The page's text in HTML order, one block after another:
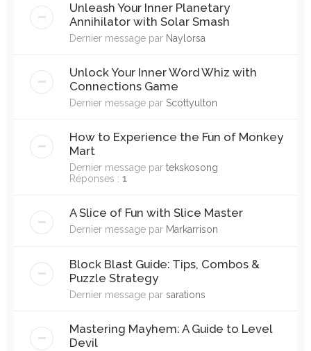
Unleash Your Inner Planetary
Annihilator with Solar Smash
Dernier message par Naylorsa
Unlock Your Inner Word Whiz with
Connections Game
Dernier message par Scottyulton
How to Experience the Fun of Monkey
Mart
Dernier message par tekskosong
Réponses : 1
A Slice of Fun with Slice Master
Dernier message par Markarrison
Block Blast Guide: Tips, Combos &
Puzzle Strategy
Dernier message par sarations
Mastering Mayhem: A Guide to Level
Devil